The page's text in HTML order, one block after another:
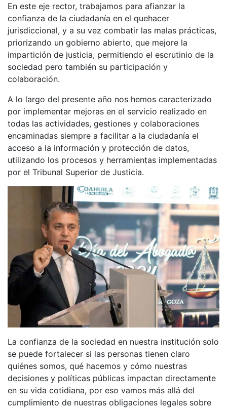
En este eje rector, trabajamos para afianzar la
confianza de la ciudadanía en el quehacer
jurisdiccional, y a su vez combatir las malas prácticas,
priorizando un gobierno abierto, que mejore la
impartición de justicia, permitiendo el escrutinio de la
sociedad pero también su participación y
colaboración.
A lo largo del presente año nos hemos caracterizado
por implementar mejoras en el servicio realizado en
todas las actividades, gestiones y colaboraciones
encaminadas siempre a facilitar a la ciudadanía el
acceso a la información y protección de datos,
utilizando los procesos y herramientas implementadas
por el Tribunal Superior de Justicia.
La confianza de la sociedad en nuestra institución solo
se puede fortalecer si las personas tienen claro
quiénes somos, qué hacemos y cómo nuestras
decisiones y políticas públicas impactan directamente
en su vida cotidiana, por eso vamos más allá del
cumplimiento de nuestras obligaciones legales sobre